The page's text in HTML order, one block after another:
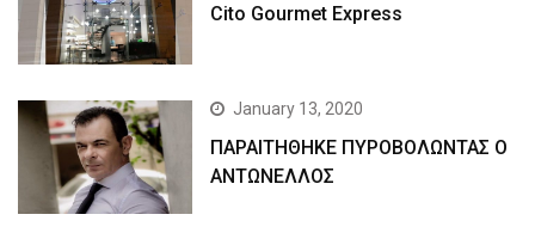
Cito Gourmet Express
January 13, 2020
ΠΑΡΑΙΤΗΘΗΚΕ ΠΥΡΟΒΟΛΩΝΤΑΣ Ο
ΑΝΤΩΝΕΛΛΟΣ